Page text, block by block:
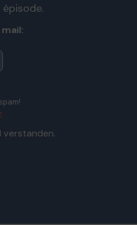
verstanden.